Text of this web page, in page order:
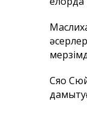
Сяо